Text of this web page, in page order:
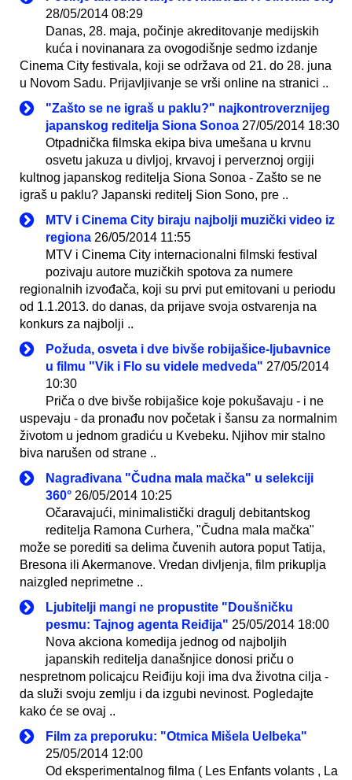
28/05/2014 08:29
Danas, 28. maja, počinje akreditovanje medijskih
kuća i novinanara za ovogodišnje sedmo izdanje
Cinema City festivala, koji se održava od 21. do 28. juna
u Novom Sadu. Prijavljivanje se vrši online na stranici ..
"Zašto se ne igraš u paklu?" najkontroverznijeg
japanskog reditelja Siona Sonoa 27/05/2014 18:30
Otpadnička filmska ekipa biva umešana u krvnu
osvetu jakuza u divljoj, krvavoj i perverznoj orgiji
kultnog japanskog reditelja Siona Sonoa - Zašto se ne
igraš u paklu? Japanski reditelj Sion Sono, pre ..
MTV i Cinema City biraju najbolji muzički video iz
regiona 26/05/2014 11:55
MTV i Cinema City internacionalni filmski festival
pozivaju autore muzičkih spotova za numere
regionalnih izvođača, koji su prvi put emitovani u periodu
od 1.1.2013. do danas, da prijave svoja ostvarenja na
konkurs za najbolji ..
Požuda, osveta i dve bivše robijašice-ljubavnice
u filmu "Vik i Flo su videle medveda" 27/05/2014
10:30
Priča o dve bivše robijašice koje pokušavaju - i ne
uspevaju - da pronađu nov početak i šansu za normalnim
životom u jednom gradiću u Kvebeku. Njihov mir stalno
biva narušen od strane ..
Nagrađivana "Čudna mala mačka" u selekciji
360° 26/05/2014 10:25
Očaravajući, minimalistički dragulj debitantskog
reditelja Ramona Curhera, "Čudna mala mačka"
može se porediti sa delima čuvenih autora poput Tatija,
Bresona ili Akermanove. Vredan divljenja, film prikuplja
naizgled neprimetne ..
Ljubitelji mangi ne propustite "Doušničku
pesmu: Tajnog agenta Reiđija" 25/05/2014 18:00
Nova akciona komedija jednog od najboljih
japanskih reditelja današnjice donosi priču o
nespretnom policajcu Reiđiju koji ima dva životna cilja -
da služi svoju zemlju i da izgubi nevinost. Pogledajte
kako će se ovaj ..
Film za preporuku: "Otmica Mišela Uelbeka"
25/05/2014 12:00
Od eksperimentalnog filma ( Les Enfants volants , La